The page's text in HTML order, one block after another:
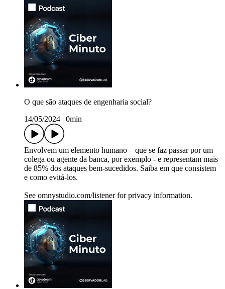
O que são ataques de engenharia social?
14/05/2024
0min
Envolvem um elemento humano – que se faz passar por um
colega ou agente da banca, por exemplo - e representam mais
de 85% dos ataques bem-sucedidos. Saiba em que consistem
e como evitá-los.
See omnystudio.com/listener for privacy information.